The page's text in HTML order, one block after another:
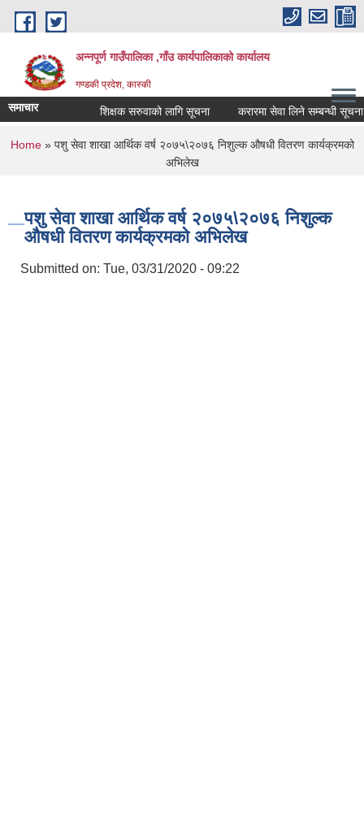
Skip to main content
अन्नपूर्ण गाउँपालिका ,गाँउ कार्यपालिकाको कार्यालय
गण्डकी प्रदेश, कास्की
समाचार शिक्षक सरुवाको लागि सूचना करारमा सेवा लिने सम्बन्धी सूचना ।
You are here
Home» पशु सेवा शाखा आर्थिक वर्ष २०७५\२०७६ निशुल्क औषधी वितरण कार्यक्रमको
अभिलेख
पशु सेवा शाखा आर्थिक वर्ष २०७५\२०७६ निशुल्क
औषधी वितरण कार्यक्रमको अभिलेख
Submitted on: Tue, 03/31/2020 - 09:22